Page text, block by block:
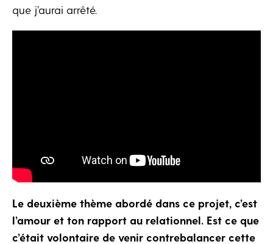
que j’aurai arrêté.
Le deuxième thème abordé dans ce projet, c’est
l’amour et ton rapport au relationnel. Est ce que
c’était volontaire de venir contrebalancer cette